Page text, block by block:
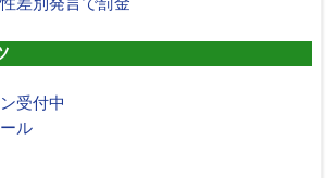
受付中
ル